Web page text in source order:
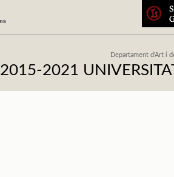
Departament d'Art i
2015-2021